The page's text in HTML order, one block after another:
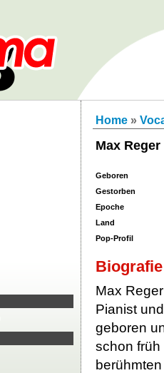
Home »
Max Reger
Geboren
Gestorben
Epoche
Land
Pop-Profil
Biografie
Max
Pianist
geboren
schon